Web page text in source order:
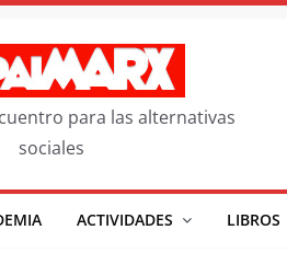
para las alternativas
sociales
ACTIVIDADES LIBROS